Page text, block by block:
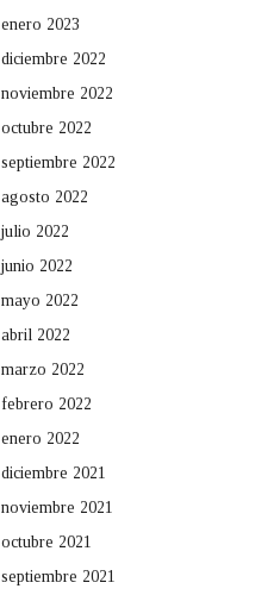
enero 2023
diciembre 2022
noviembre 2022
octubre 2022
septiembre 2022
agosto 2022
julio 2022
junio 2022
mayo 2022
abril 2022
marzo 2022
febrero 2022
enero 2022
diciembre 2021
noviembre 2021
octubre 2021
septiembre 2021